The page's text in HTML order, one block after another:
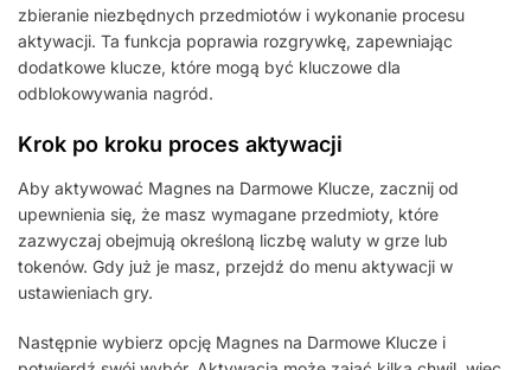
zbieranie niezbędnych przedmiotów i wykonanie procesu
aktywacji. Ta funkcja poprawia rozgrywkę, zapewniając
dodatkowe klucze, które mogą być kluczowe dla
odblokowywania nagród.
Krok po kroku proces aktywacji
Aby aktywować Magnes na Darmowe Klucze, zacznij od
upewnienia się, że masz wymagane przedmioty, które
zazwyczaj obejmują określoną liczbę waluty w grze lub
tokenów. Gdy już je masz, przejdź do menu aktywacji w
ustawieniach gry.
Następnie wybierz opcję Magnes na Darmowe Klucze i